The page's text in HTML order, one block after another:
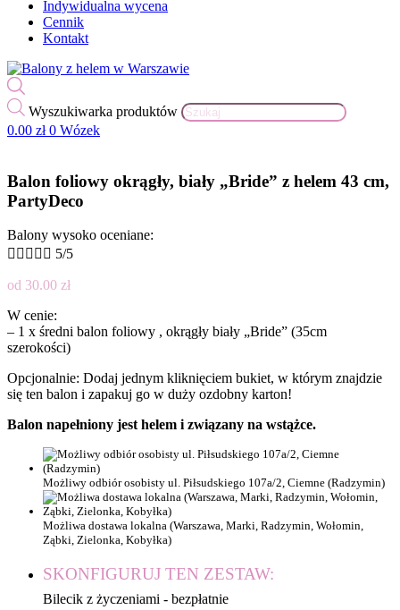
Indywidualna wycena
Cennik
Kontakt
Wyszukiwarka produktów
0.00 zł 0 Wózek
Balon foliowy okrągły, biały „Bride” z helem 43 cm,
PartyDeco
Balony wysoko oceniane:
     5/5
od 30.00 zł
W cenie:
– 1 x średni balon foliowy , okrągły biały „Bride” (35cm
szerokości)
Opcjonalnie: Dodaj jednym kliknięciem bukiet, w którym znajdzie
się ten balon i zapakuj go w duży ozdobny karton!
Balon napełniony jest helem i związany na wstążce.
Możliwy odbiór osobisty ul. Piłsudskiego 107a/2, Ciemne (Radzymin)
Możliwa dostawa lokalna (Warszawa, Marki, Radzymin, Wołomin,
Ząbki, Zielonka, Kobyłka)
SKONFIGURUJ TEN ZESTAW:
Bilecik z życzeniami - bezpłatnie